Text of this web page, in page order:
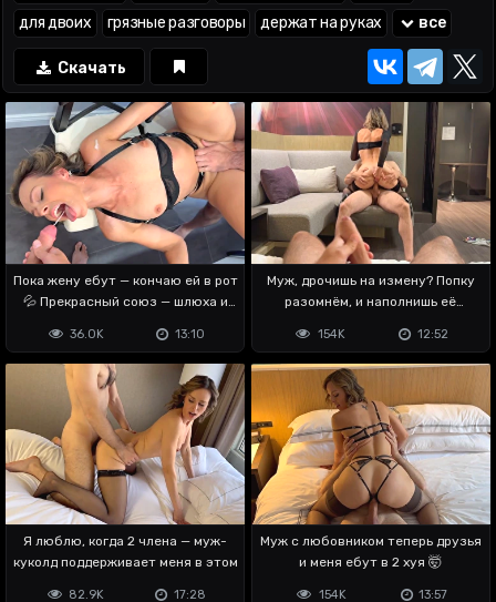
для двоих
грязные разговоры держат на руках все
Скачать
Пока жену ебут — кончаю ей в рот
💦 Прекрасный союз — шлюха и
13:10
36.0K
Муж, дрочишь на измену? Попку
разомнём, и наполнишь её
12:52
154K
Я люблю, когда 2 члена — муж-
куколд поддерживает меня в этом
17:28
82.9K
Муж с любовником теперь друзья
и меня ебут в 2 хуя 🤯
13:57
154K